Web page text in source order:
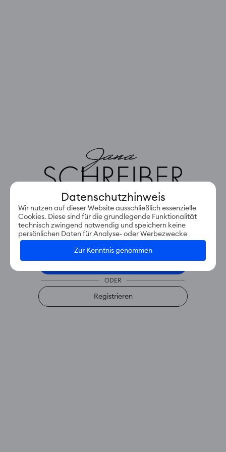
Jetzt anmelden und deine Termine
einfach in deinem Account verwalten.
E-Mail-Adresse
Weiter zum Login
ODER
Registrieren
Datenschutzhinweis
Wir nutzen auf dieser Website ausschließlich essenzielle
Cookies. Diese sind für die grundlegende Funktionalität
technisch zwingend notwendig und speichern keine
persönlichen Daten für Analyse- oder Werbezwecke
Zur Kenntnis genommen